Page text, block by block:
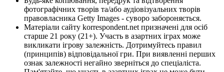
фотографічних творів та/або аудіовізуальних творів
правовласника Getty Images - суворо забороняється.
Матеріали сайту korrespondent.net призначені для осіб
старше 21 року (21+). Участь в азартних іграх може
викликати ігрову залежність. Дотримуйтесь правил
(принципів) відповідальної гри. При виявленні перших
ознак залежності негайно зверніться до спеціаліста.